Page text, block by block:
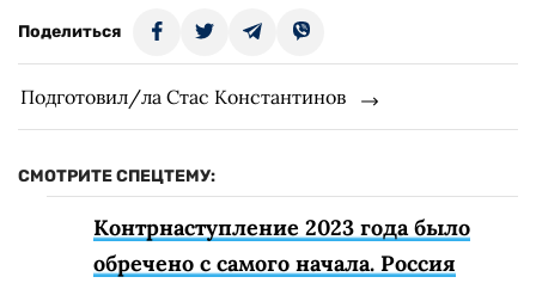
Поделиться
Подготовил/ла Стас Константинов
СМОТРИТЕ СПЕЦТЕМУ:
Контрнаступление 2023 года было
обречено с самого начала. Россия